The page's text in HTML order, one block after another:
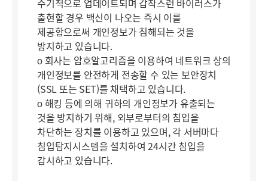
주기적으로 업데이트되며 갑작스런 바이러스가
출현할 경우 백신이 나오는 즉시 이를
제공함으로써 개인정보가 침해되는 것을
방지하고 있습니다.
ο 회사는 암호알고리즘을 이용하여 네트워크 상의
개인정보를 안전하게 전송할 수 있는 보안장치
(SSL 또는 SET)를 채택하고 있습니다.
ο 해킹 등에 의해 귀하의 개인정보가 유출되는
것을 방지하기 위해, 외부로부터의 침입을
차단하는 장치를 이용하고 있으며, 각 서버마다
침입탐지시스템을 설치하여 24시간 침입을
감시하고 있습니다.